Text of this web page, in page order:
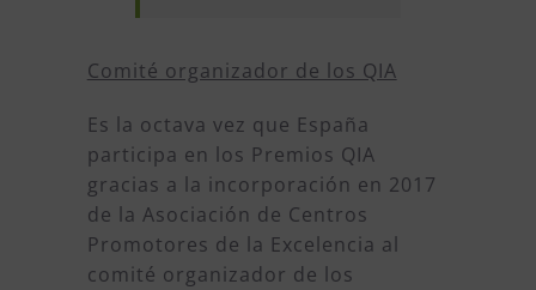
Comité organizador de los QIA
Es la octava vez que España
participa en los Premios QIA
gracias a la incorporación en 2017
de la Asociación de Centros
Promotores de la Excelencia al
comité organizador de los